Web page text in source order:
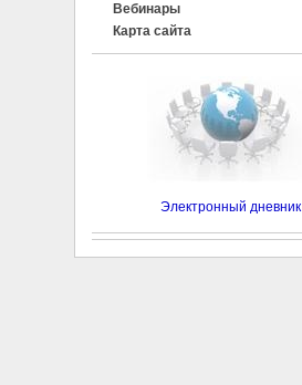
Вебинары
Карта сайта
Электронный дневник